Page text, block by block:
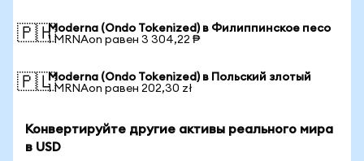
🇵🇭Moderna (Ondo Tokenized) в Филиппинское песо
1 MRNAon равен 3 304,22 ₱
🇵🇱Moderna (Ondo Tokenized) в Польский злотый
1 MRNAon равен 202,30 zł
Конвертируйте другие активы реального мира
в USD